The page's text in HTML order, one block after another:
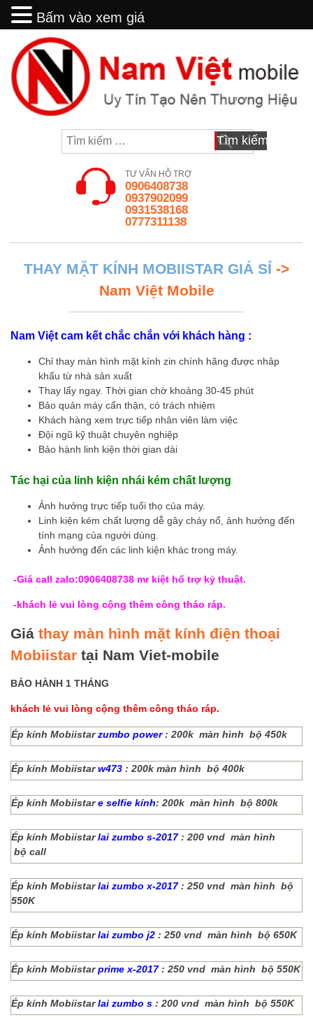
content
TƯ VẤN HỖ TRỢ
0906408738
0937902099
0931538168
0777311138
THAY MẶT KÍNH MOBIISTAR GIÁ SỈ ->
Nam Việt Mobile
Nam Việt cam kết chắc chắn với khách hàng :
Chỉ thay màn hình mặt kính zin chính hãng được nhâp
khẩu từ nhà sản xuất
Thay lấy ngay. Thời gian chờ khoảng 30-45 phút
Bảo quản máy cẩn thận, có trách nhiệm
Khách hàng xem trực tiếp nhân viên làm việc
Đội ngũ kỹ thuật chuyên nghiệp
Bảo hành linh kiện thời gian dài
Tác hại của linh kiện nhái kém chất lượng
Ảnh hưởng trực tiếp tuổi thọ của máy.
Linh kiện kém chất lượng dễ gây cháy nổ, ảnh hưởng đến
tính mạng của người dùng.
Ảnh hưởng đến các linh kiện khác trong máy.
-Giá call zalo:0906408738 mr kiệt hổ trợ kỷ thuật.
-khách lẻ vui lòng cộng thêm công tháo ráp.
Giá thay màn hình mặt kính điện thoại
Mobiistar tại Nam Viet-mobile
BẢO HÀNH 1 THÁNG
khách lẻ vui lòng cộng thêm công tháo ráp.
Ép kính Mobiistarzumbo power: 200k màn hình bộ 450k
Ép kính Mobiistarw473 : 200k màn hình bộ 400k
Ép kính Mobiistare selfie kính: 200k màn hình bộ 800k
Ép kính Mobiistarlai zumbo s-2017: 200 vnd màn hình
bộ call
Ép kính Mobiistarlai zumbo x-2017: 250 vnd màn hình bộ
550K
Ép kính Mobiistarlai zumbo j2 : 250 vnd màn hình bộ 650K
Ép kính Mobiistarprime x-2017: 250 vnd màn hình bộ 550K
Ép kính Mobiistarlai zumbo s : 200 vnd màn hình bộ 550K
Bấm vào xem giá
Bấm vào xem giá